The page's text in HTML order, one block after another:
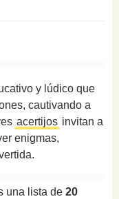
y lúdico que
cautivando a
acertijos invitan a
enigmas,
una lista de 20